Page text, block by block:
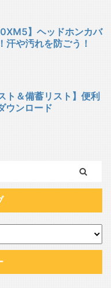
】ヘッドホンカバ
汗や汚れを防ごう！
ト＆備蓄リスト】便利
ウンロード